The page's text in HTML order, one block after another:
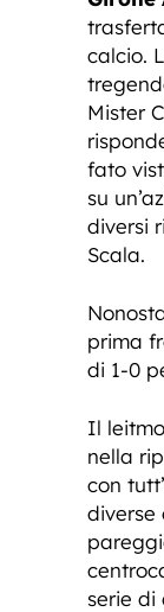
calcio.
Mister
fato
su
diversi
Scala.
prima
di 1-0
Il
nella
con
diverse
serie di